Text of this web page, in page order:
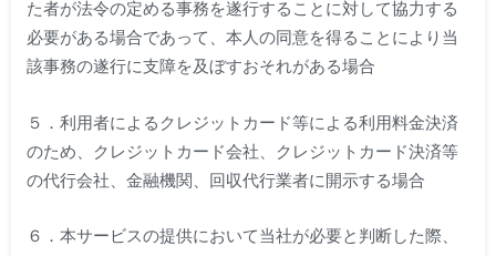
た者が法令の定める事務を遂行することに対して協力する
必要がある場合であって、本人の同意を得ることにより当
該事務の遂行に支障を及ぼすおそれがある場合
５．利用者によるクレジットカード等による利用料金決済
のため、クレジットカード会社、クレジットカード決済等
の代行会社、金融機関、回収代行業者に開示する場合
６．本サービスの提供において当社が必要と判断した際、